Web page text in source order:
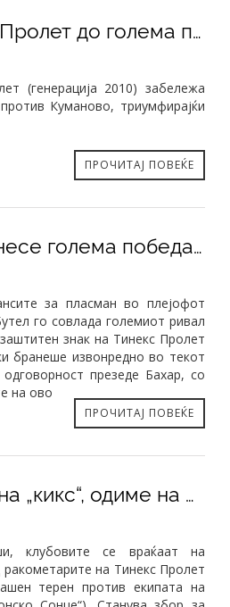
Пионерите на Тинекс Пролет до голема победа во Куманово
(генерација 2010) забележа
Куманово, триумфирајќи
ПРОЧИТАЈ ПОВЕЌЕ
Цврстата одбрана донесе голема победа над Бутел (24-19)
за пласман во плејофот
го совлада големиот ривал
знак на Тинекс Пролет
бранеше извонредно во текот
презеде Бахар, со
на ово
ПРОЧИТАЈ ПОВЕЌЕ
Јовиќ: Немаме право на „кикс“, одиме на победа против Бутел
клубовите се враќаат на
на Тинекс Пролет
терен против екипата на